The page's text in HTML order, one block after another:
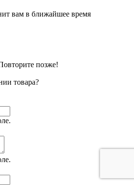
вам в ближайшее время
позже!
товара?